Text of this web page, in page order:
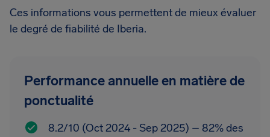
Ces informations vous permettent de mieux évaluer
le degré de fiabilité de Iberia.
Performance annuelle en matière de
ponctualité
8.2/10 (Oct 2024 - Sep 2025) – 82% des